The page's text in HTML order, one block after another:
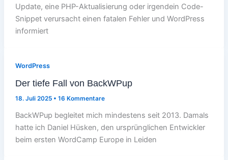
Update, eine PHP-Aktualisierung oder irgendein Code-
Snippet verursacht einen fatalen Fehler und WordPress
informiert
WordPress
Der tiefe Fall von BackWPup
18. Juli 2025 • 16 Kommentare
BackWPup begleitet mich mindestens seit 2013. Damals
hatte ich Daniel Hüsken, den ursprünglichen Entwickler
beim ersten WordCamp Europe in Leiden